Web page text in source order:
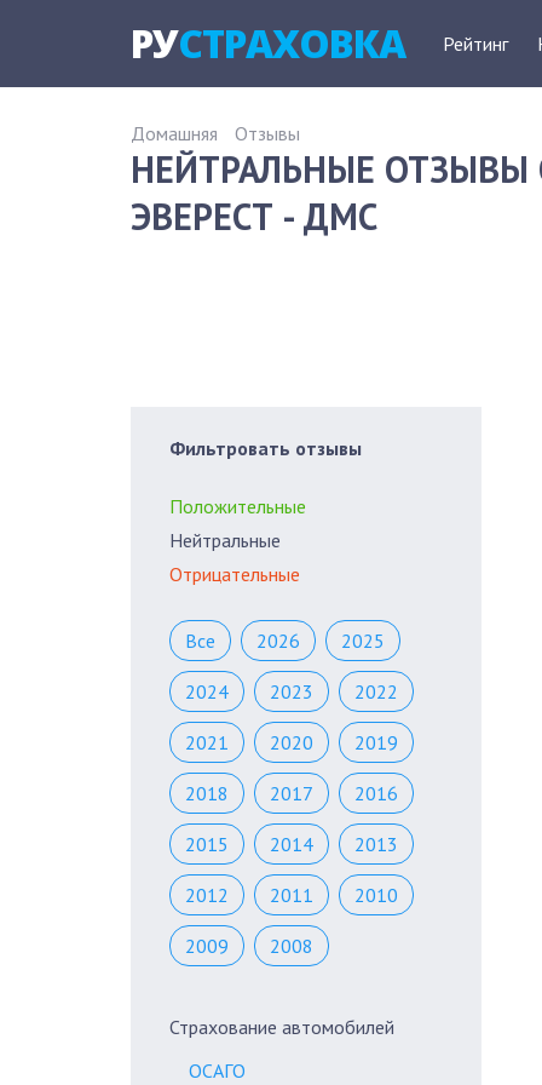
РУСТРАХОВКА Рейтинг
Домашняя Отзывы
НЕЙТРАЛЬНЫЕ
ЭВЕРЕСТ - ДМС
Фильтровать отзывы
Положительные
Нейтральные
Отрицательные
Все 2026 2025
2024 2023 2022
2021 2020 2019
2018 2017 2016
2015 2014 2013
2012 2011 2010
2009 2008
Страхование автомобилей
ОСАГО